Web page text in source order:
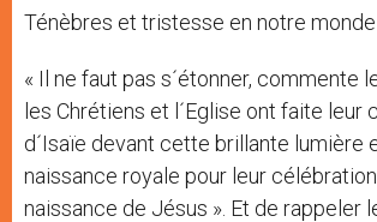
Ténèbres et tristesse en notre monde
« Il ne faut pas s´étonner, commente
les Chrétiens et l´Eglise ont faite leur
d´Isaïe devant cette brillante lumière
naissance royale pour leur
naissance de Jésus ». Et de rappeler